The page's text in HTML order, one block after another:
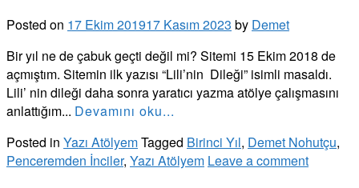
Posted on 17 Ekim 201917 Kasım 2023 by Demet
Bir yıl ne de çabuk geçti değil mi? Sitemi 15 Ekim 2018 de
açmıştım. Sitemin ilk yazısı “Lili’nin Dileği” isimli masaldı.
Lili’ nin dileği daha sonra yaratıcı yazma atölye çalışmasını
anlattığım... Devamını oku...
Posted in Yazı AtölyemTagged Birinci Yıl, Demet Nohutçu,
Penceremden İnciler, Yazı Atölyem Leave a comment